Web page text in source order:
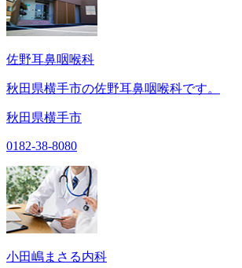
佐野耳鼻咽喉科
秋田県横手市の佐野耳鼻咽喉科です。
秋田県横手市
0182-38-8080
小田嶋まさる内科